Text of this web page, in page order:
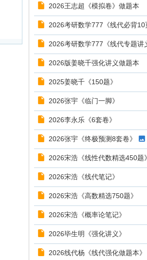
2026王志超《模拟卷》做题本
2026考研数学777《线代必背10
2026考研数学777《线代专题讲
2026版姜晓千强化讲义做题本
2025姜晓千《150题》
2026张宇《临门一脚》
2026李永乐《6套卷》
2026张宇《终极预测8套卷》
2026宋浩《线性代数精选450题
2026宋浩《线代笔记》
2026宋浩《高数精选750题》
2026宋浩《概率论笔记》
2026毕生明《强化讲义》
2026线代杨《线代强化做题本》